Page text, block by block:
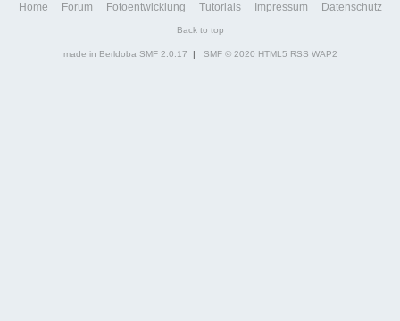
Home Forum Fotoentwicklung Tutorials Impressum Datenschutz
Back to top
made in Berldoba SMF 2.0.17 | SMF © 2020 HTML5 RSS WAP2